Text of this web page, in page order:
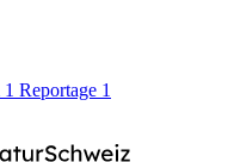
1 Reportage 1